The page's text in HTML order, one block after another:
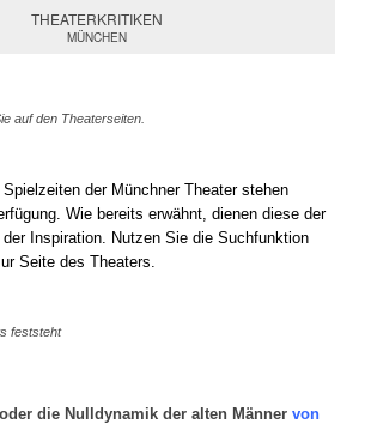
THEATERKRITIKEN
MÜNCHEN
auf den Theaterseiten.
der Münchner Theater stehen
Wie bereits erwähnt, dienen diese der
der Inspiration. Nutzen Sie die Suchfunktion
Seite des Theaters.
feststeht
die Nulldynamik der alten Männer von